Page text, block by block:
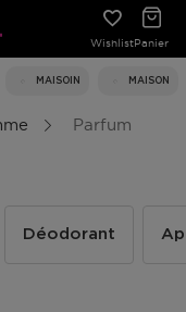
WishlistPanier
MAISOIN MAISON
Parfum
Déodorant